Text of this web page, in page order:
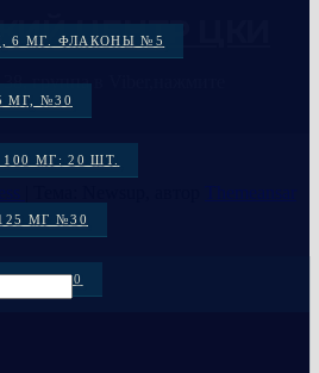
6 МГ. ФЛАКОНЫ №5
МГ, №30
МГ: 20 ШТ.
МГ №30
МГ №50
№50
ЦЕНТР ЦКИ
группа в Viber,нажмите